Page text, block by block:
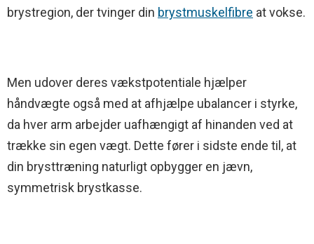
brystregion, der tvinger din brystmuskelfibre at vokse.
Men udover deres vækstpotentiale hjælper
håndvægte også med at afhjælpe ubalancer i styrke,
da hver arm arbejder uafhængigt af hinanden ved at
trække sin egen vægt. Dette fører i sidste ende til, at
din brysttræning naturligt opbygger en jævn,
symmetrisk brystkasse.